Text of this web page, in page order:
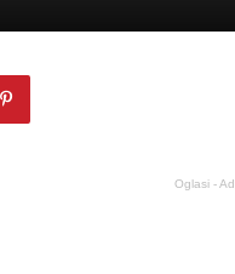
Oglasi -